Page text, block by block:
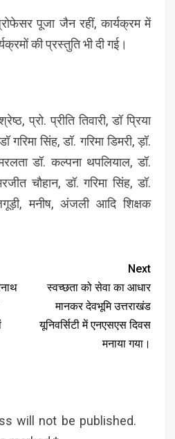
पूजा जैन रहीं, कार्यक्रम में
की प्रस्तुति भी दी गई।
प्रो. प्रीति तिवारी, डॉ प्रिया
गरिमा सिंह, डॉ. गरिमा डिमरी, ड़ॉ.
डॉ. कल्पना थपलियाल, डॉ.
चौहान, डॉ. गरिमा सिंह, डॉ.
मनीष, अंजली आदि शिक्षक
Next
स्वच्छता को सेवा का आधार
मानकर देवभूमि उत्तराखंड
यूनिवर्सिटी में एनएसएस दिवस
मनाया गया।
will not be published.